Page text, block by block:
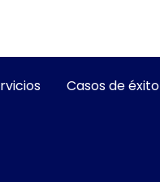
Casos de éxito